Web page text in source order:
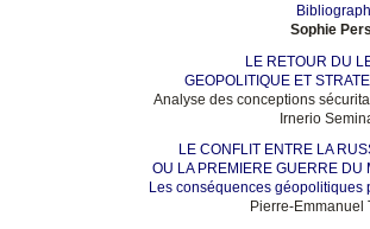
Sophie
LE RETOUR DU
GEOPOLITIQUE ET
Analyse des conceptions
Irnerio
LE CONFLIT ENTRE LA
OU LA PREMIERE GUERRE DU
Les conséquences géopolitiques
Pierre-Emmanuel